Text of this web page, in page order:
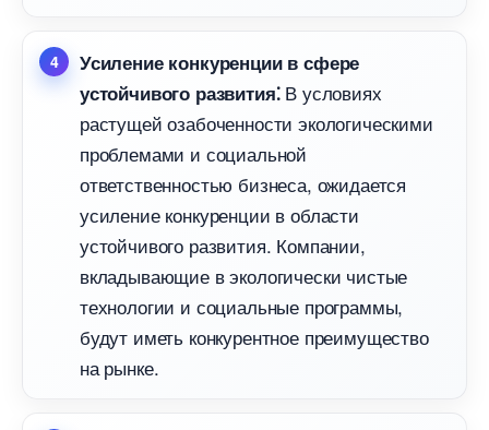
Усиление конкуренции в сфере
устойчивого развития⁚условиях
растущей озабоченности экологическими
проблемами и социальной
ответственностью бизнеса, ожидается
усиление конкуренции в области
устойчивого развития.​ Компании,
кладывающие в экологически чистые
технологии и социальные программы,
удут иметь конкурентное преимущество
на рынке.​